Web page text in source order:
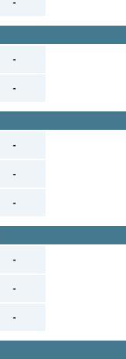
-
-
-
-
-
-
-
-
-